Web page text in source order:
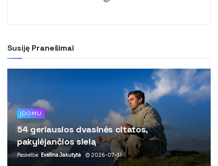
Susiję Pranešimai
ĮDOMU
54 geriausios dvasinės citatos,
pakylėjančios sielą
Paskelbė Evelina Jakutytė 2026-07-31